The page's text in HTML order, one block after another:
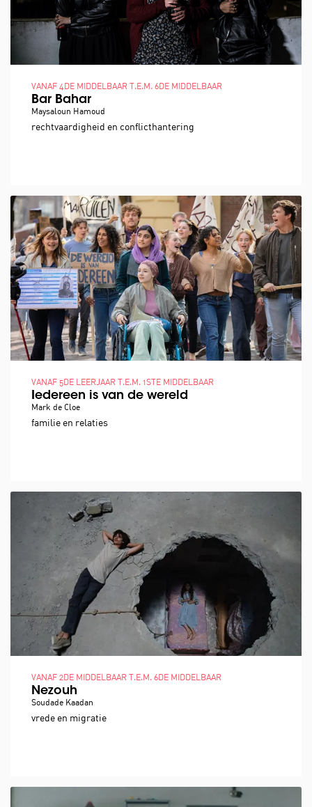
Bar Bahar
Maysaloun Hamoud
VANAF 4DE MIDDELBAAR T.E.M. 6DE MIDDELBAAR
rechtvaardigheid en conflicthantering
Iedereen is van de wereld
Mark de Cloe
VANAF 5DE LEERJAAR T.E.M. 1STE MIDDELBAAR
familie en relaties
Nezouh
Soudade Kaadan
VANAF 2DE MIDDELBAAR T.E.M. 6DE MIDDELBAAR
vrede en migratie